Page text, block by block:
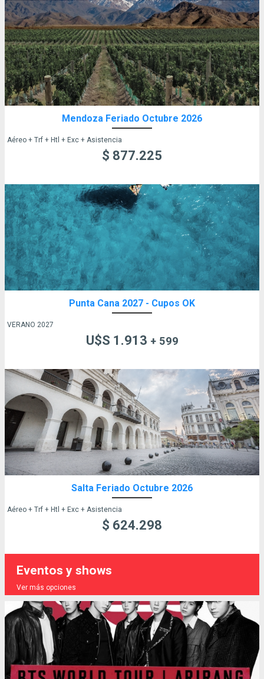
Mendoza Feriado Octubre 2026
Aéreo + Trf + Htl + Exc + Asistencia
$ 877.225
Punta Cana 2027 - Cupos OK
VERANO 2027
U$S 1.913 + 599
Salta Feriado Octubre 2026
Aéreo + Trf + Htl + Exc + Asistencia
$ 624.298
Eventos y shows
Ver más opciones